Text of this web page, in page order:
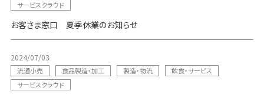
サービスクラウド
お客さま窓口 夏季休業のお知らせ
2024/07/03
流通小売 食品製造・加工 製造・物流
飲食・サービス
サービスクラウド